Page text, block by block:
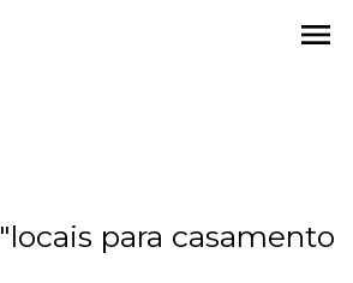
menu
"locais para casamento